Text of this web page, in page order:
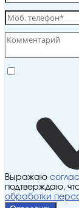
Выражаю
подтверждаю,
обработки